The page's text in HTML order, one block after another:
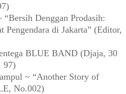
“Bersih Denggan Prodasih:
Pengendara di Jakarta” (Editor,
BLUE BAND (Djaja, 30
97)
~ “Another Story of
No.002)